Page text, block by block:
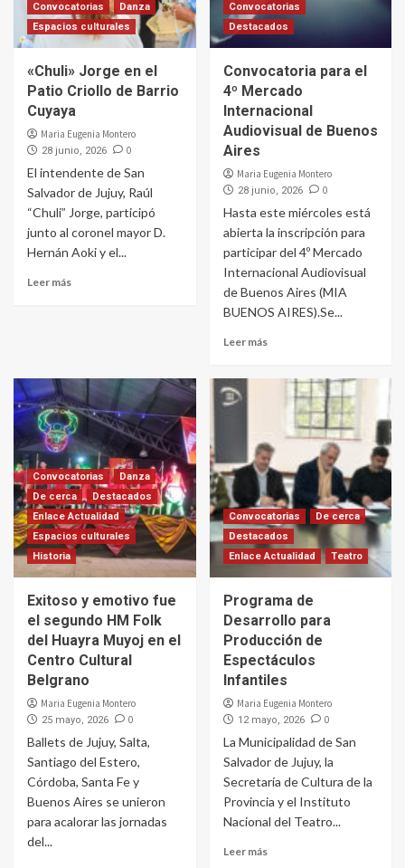
Convocatorias
Danza
Espacios culturales
«Chuli» Jorge en el
Patio Criollo de Barrio
Cuyaya
Maria Eugenia Montero
28 junio, 2026 0
El intendente de San
Salvador de Jujuy, Raúl
“Chuli” Jorge, participó
junto al coronel mayor D.
Hernán Aoki y el...
Leer más
Convocatorias
Destacados
Convocatoria para el
4º Mercado
Internacional
Audiovisual de Buenos
Aires
Maria Eugenia Montero
28 junio, 2026 0
Hasta este miércoles está
abierta la inscripción para
participar del 4º Mercado
Internacional Audiovisual
de Buenos Aires (MIA
BUENOS AIRES).Se...
Leer más
Convocatorias
Danza
De cerca
Destacados
Enlace Actualidad
Espacios culturales
Historia
Exitoso y emotivo fue
el segundo HM Folk
del Huayra Muyoj en el
Centro Cultural
Belgrano
Maria Eugenia Montero
25 mayo, 2026 0
Ballets de Jujuy, Salta,
Santiago del Estero,
Córdoba, Santa Fe y
Buenos Aires se unieron
para acalorar las jornadas
del...
Convocatorias
De cerca
Destacados
Enlace Actualidad
Teatro
Programa de
Desarrollo para
Producción de
Espectáculos
Infantiles
Maria Eugenia Montero
12 mayo, 2026 0
La Municipalidad de San
Salvador de Jujuy, la
Secretaría de Cultura de la
Provincia y el Instituto
Nacional del Teatro...
Leer más